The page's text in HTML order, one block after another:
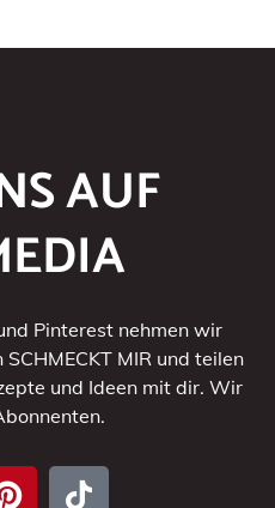
AUF
Pinterest nehmen wir
MIR und teilen
und Ideen mit dir. Wir